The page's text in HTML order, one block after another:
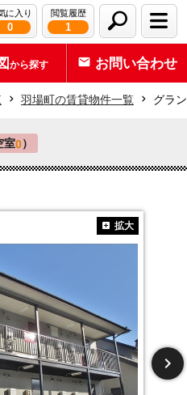
に入り
0
閲覧履歴
1
から探す お問い合わせ
羽場町の賃貸物件一覧 グラ
室0）
拡大